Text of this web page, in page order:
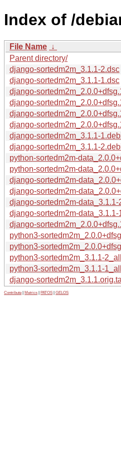
Index of /
File Name ↓
Parent directory/
django-sortedm2m_3.1.1-2.dsc
django-sortedm2m_3.1.1-1.dsc
django-
django-
django-
django-
django-sortedm2m_3.1.1-
django-sortedm2m_3.1.1-
python-sortedm2m-
python-sortedm2m-
django-sortedm2m-
django-sortedm2m-
django-sortedm2m-
django-sortedm2m-
django-
python3-
python3-
python3-sortedm2m_3.1.1-
python3-sortedm2m_3.1.1-
django-
Contribute Metrics PATOS GELOS